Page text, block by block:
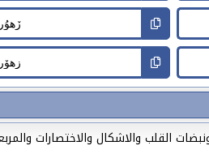
القلب والاشكال والاختصارات